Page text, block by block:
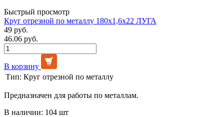
Быстрый просмотр
Круг отрезной по металлу 180х1,6х22 ЛУГА
49 руб.
46.06 руб.
В корзину
Тип: Круг отрезной по металлу
Предназначен для работы по металлам.
В наличии: 104 шт